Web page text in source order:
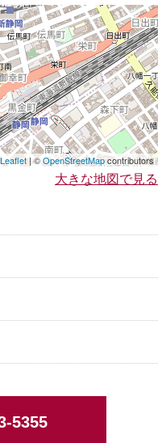
Leaflet| ©OpenStreetMapcontributors
大きな地図で見る
5355